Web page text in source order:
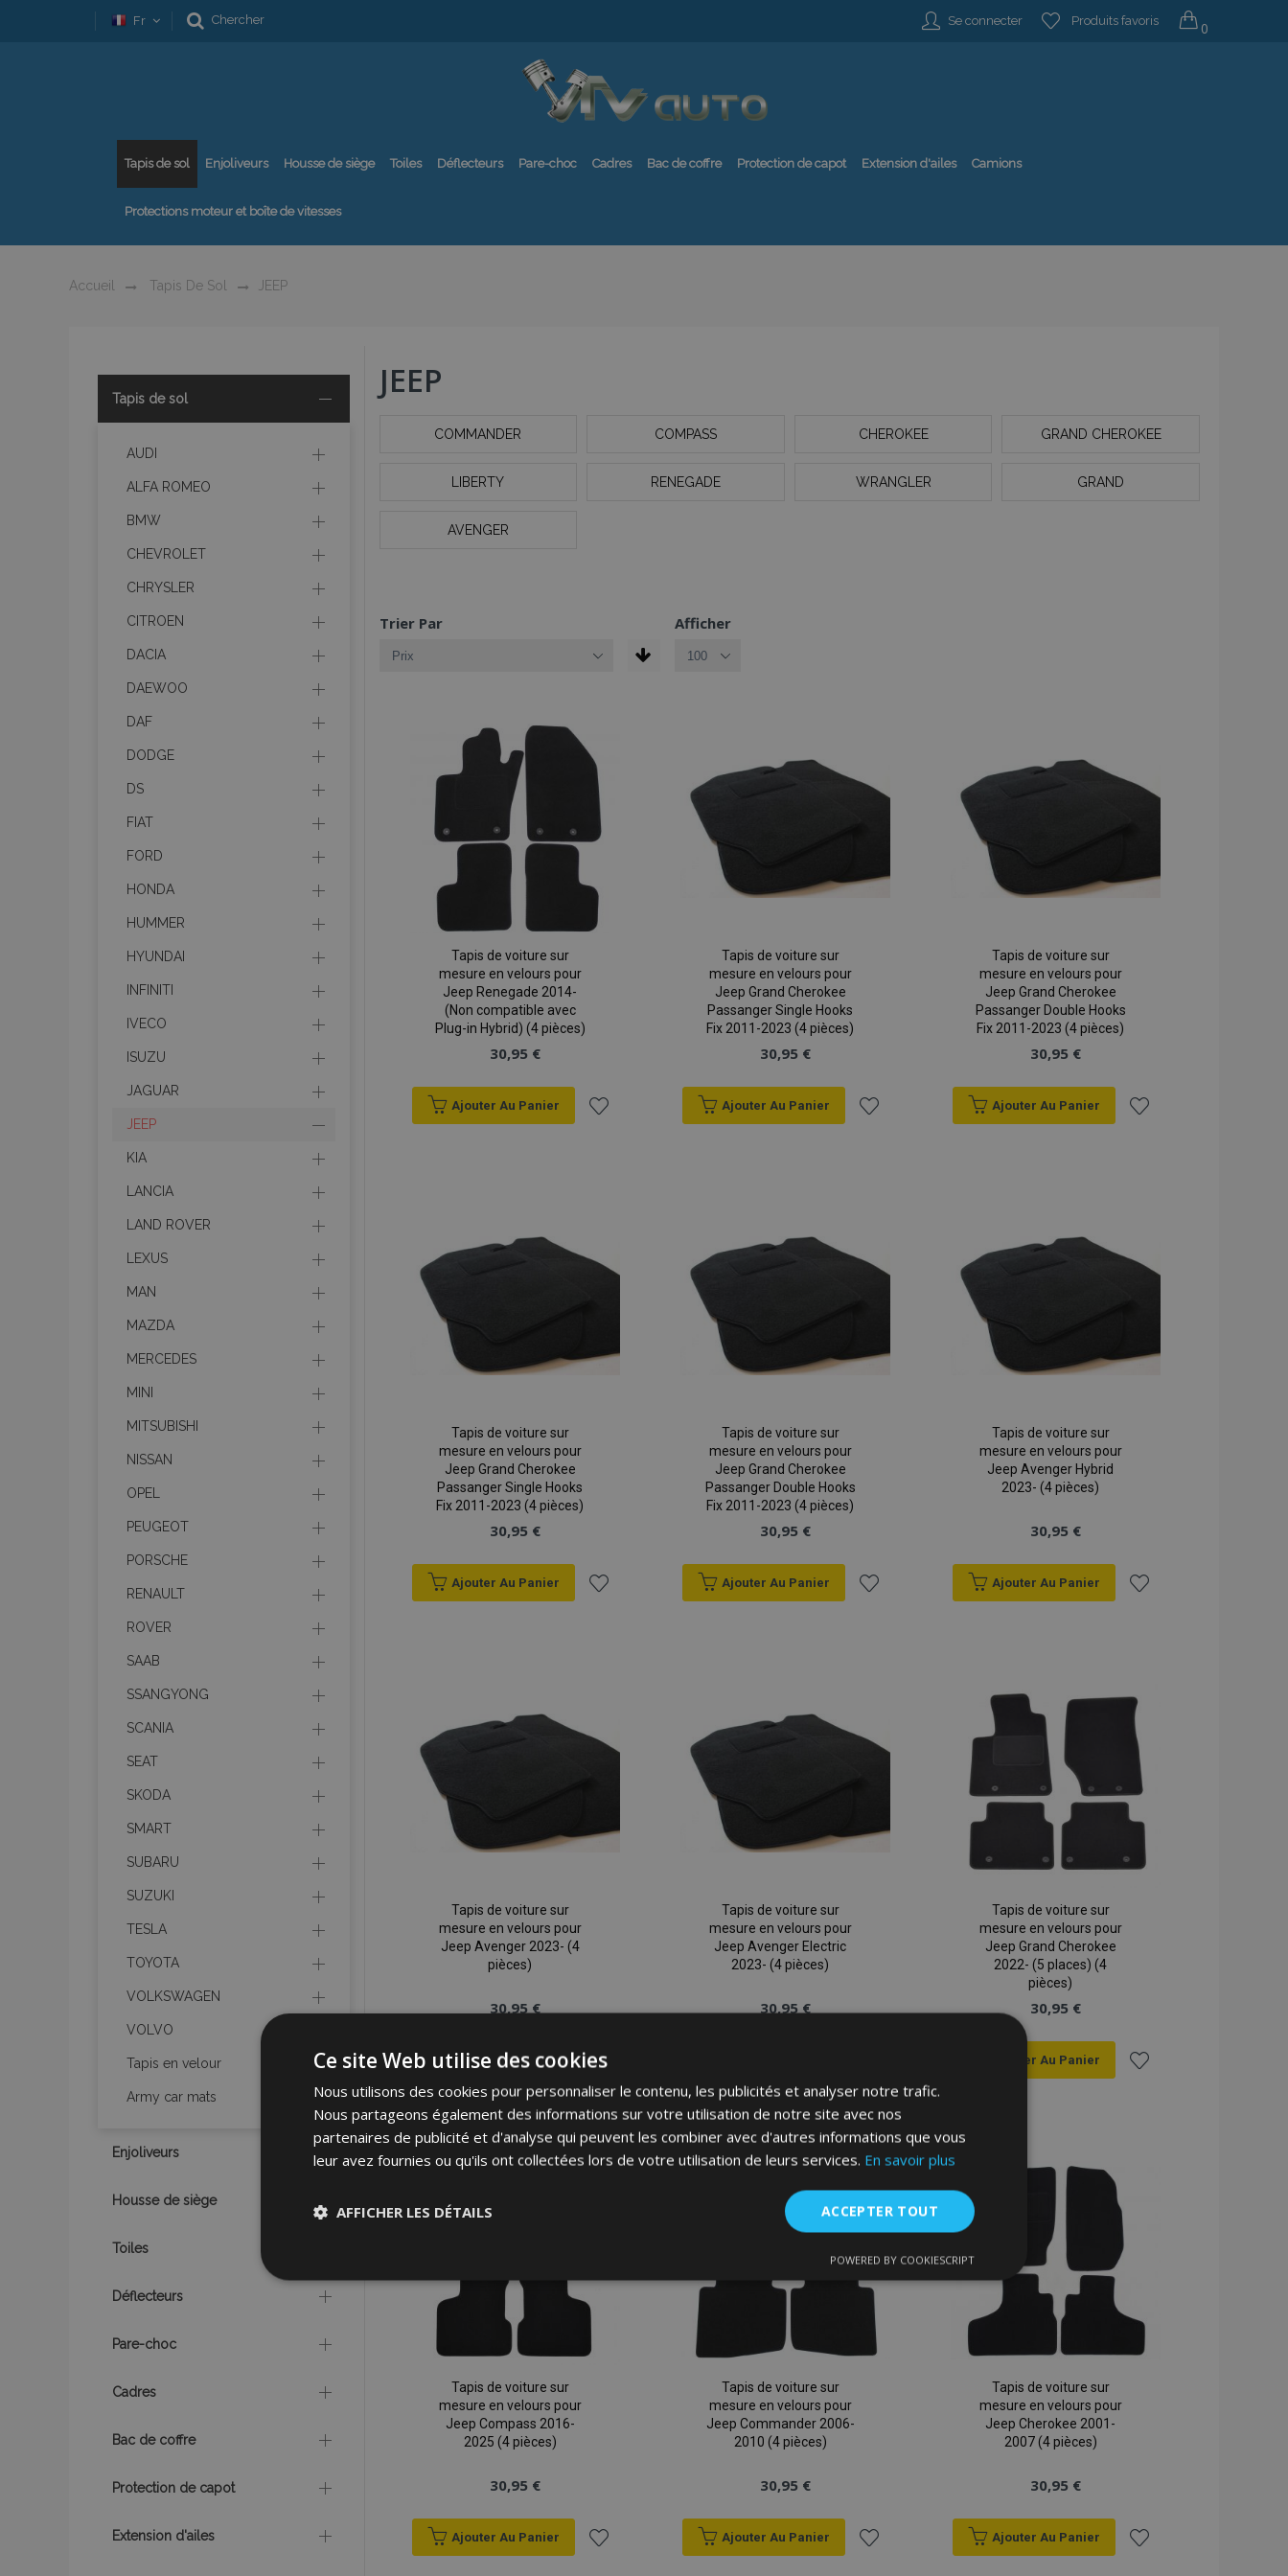
Fr Chercher Se connecter Produits favoris 0
Tapis de sol Enjoliveurs Housse de siège Toiles Déflecteurs Pare-choc Cadres Bac de coffre Protection de capot Extension d'ailes Camions
Protections moteur et boîte de vitesses
Accueil Tapis De Sol JEEP
JEEP
COMMANDER COMPASS CHEROKEE GRAND CHEROKEE
LIBERTY RENEGADE WRANGLER GRAND
AVENGER
Trier Par Afficher
Tapis de voiture sur
mesure en velours pour
Jeep Renegade 2014-
(Non compatible avec
Plug-in Hybrid) (4 pièces)
30,95 €
Ajouter Au Panier
d'achats
Tapis de voiture sur
mesure en velours pour
Jeep Grand Cherokee
Passanger Single Hooks
Fix 2011-2023 (4 pièces)
30,95 €
Ajouter Au Panier
d'achats
Tapis de voiture sur
mesure en velours pour
Jeep Grand Cherokee
Passanger Double Hooks
Fix 2011-2023 (4 pièces)
30,95 €
Ajouter Au Panier
d'achats
Tapis de voiture sur
mesure en velours pour
Jeep Grand Cherokee
Passanger Single Hooks
Fix 2011-2023 (4 pièces)
30,95 €
Ajouter Au Panier
d'achats
Tapis de voiture sur
mesure en velours pour
Jeep Grand Cherokee
Passanger Double Hooks
Fix 2011-2023 (4 pièces)
30,95 €
Ajouter Au Panier
d'achats
Tapis de voiture sur
mesure en velours pour
Jeep Avenger Hybrid
2023- (4 pièces)
30,95 €
Ajouter Au Panier
liste
d'achats
Tapis de voiture sur
mesure en velours pour
Jeep Avenger 2023- (4
pièces)
30,95 €
Ajouter Au Panier
Ajouter
à la
liste
Tapis de voiture sur
mesure en velours pour
Jeep Avenger Electric
2023- (4 pièces)
30,95 €
Ajouter
à la
liste
d'achats
Tapis de voiture sur
mesure en velours pour
Jeep Grand Cherokee
2022- (5 places) (4
pièces)
30,95 €
Ajouter Au Panier
d'achats
Tapis de voiture sur
mesure en velours pour
Jeep Compass 2016-
2025 (4 pièces)
30,95 €
Ajouter Au Panier
Tapis de voiture sur
mesure en velours pour
Jeep Commander 2006-
2010 (4 pièces)
30,95 €
Ajouter Au Panier
Tapis de voiture sur
mesure en velours pour
Jeep Cherokee 2001-
2007 (4 pièces)
30,95 €
Ajouter Au Panier
Tapis de sol
AUDI
ALFA ROMEO
BMW
CHEVROLET
CHRYSLER
CITROEN
DACIA
DAEWOO
DAF
DODGE
DS
FIAT
FORD
HONDA
HUMMER
HYUNDAI
INFINITI
IVECO
ISUZU
JAGUAR
JEEP
KIA
LANCIA
LAND ROVER
LEXUS
MAN
MAZDA
MERCEDES
MINI
MITSUBISHI
NISSAN
OPEL
PEUGEOT
PORSCHE
RENAULT
ROVER
SAAB
SSANGYONG
SCANIA
SEAT
SKODA
SMART
SUBARU
SUZUKI
TESLA
TOYOTA
VOLKSWAGEN
VOLVO
Tapis en velour
Army car mats
Enjoliveurs
Housse de siège
Toiles
Déflecteurs
Pare-choc
Cadres
Bac de coffre
Protection de capot
Extension d'ailes
Ce site Web utilise des cookies
Nous utilisons des cookies pour personnaliser le contenu, les publicités et analyser notre trafic.
Nous partageons également des informations sur votre utilisation de notre site avec nos
partenaires de publicité et d'analyse qui peuvent les combiner avec d'autres informations que vous
leur avez fournies ou qu'ils ont collectées lors de votre utilisation de leurs services. En savoir plus
ACCEPTER TOUT
AFFICHER LES DÉTAILS
nécessaires
Fonctionnalité
Strictement nécessaires Ciblage Fonctionnalité
Les cookies strictement nécessaires habilitent des fonctionnalités de base du site Web telles que la connexion des
nécessaires.
Domaine
Expiration Description
mage-cache-sessid
Adobe Inc.
1 jour
La valeur de ce cookie déclenche le nettoyage
POWERED BY COOKIESCRIPT